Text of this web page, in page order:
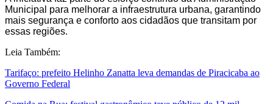
Municipal para melhorar a infraestrutura urbana, garantindo
mais segurança e conforto aos cidadãos que transitam por
essas regiões.
Leia Também:
Tarifaço: prefeito Helinho Zanatta leva demandas de Piracicaba ao
Governo Federal